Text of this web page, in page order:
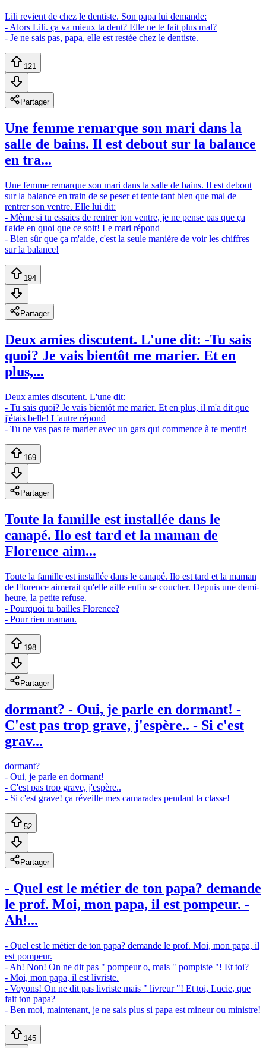
Lili revient de chez le dentiste. Son papa lui demande:
- Alors Lili. ça va mieux ta dent? Elle ne te fait plus mal?
- Je ne sais pas, papa, elle est restée chez le dentiste.
121
Partager
Une femme remarque son mari dans la
salle de bains. Il est debout sur la balance
en tra...
Une femme remarque son mari dans la salle de bains. Il est debout
sur la balance en train de se peser et tente tant bien que mal de
rentrer son ventre. Elle lui dit:
- Même si tu essaies de rentrer ton ventre, je ne pense pas que ça
t'aide en quoi que ce soit! Le mari répond
- Bien sûr que ça m'aide, c'est la seule manière de voir les chiffres
sur la balance!
194
Partager
Deux amies discutent. L'une dit: -Tu sais
quoi? Je vais bientôt me marier. Et en
plus,...
Deux amies discutent. L'une dit:
- Tu sais quoi? Je vais bientôt me marier. Et en plus, il m'a dit que
j'étais belle! L'autre répond
- Tu ne vas pas te marier avec un gars qui commence à te mentir!
169
Partager
Toute la famille est installée dans le
canapé. Ilo est tard et la maman de
Florence aim...
Toute la famille est installée dans le canapé. Ilo est tard et la maman
de Florence aimerait qu'elle aille enfin se coucher. Depuis une demi-
heure, la petite refuse.
- Pourquoi tu bailles Florence?
- Pour rien maman.
198
Partager
dormant? - Oui, je parle en dormant! -
C'est pas trop grave, j'espère.. - Si c'est
grav...
dormant?
- Oui, je parle en dormant!
- C'est pas trop grave, j'espère..
- Si c'est grave! ça réveille mes camarades pendant la classe!
52
Partager
- Quel est le métier de ton papa? demande
le prof. Moi, mon papa, il est pompeur. -
Ah!...
- Quel est le métier de ton papa? demande le prof. Moi, mon papa, il
est pompeur.
- Ah! Non! On ne dit pas " pompeur o, mais " pompiste "! Et toi?
- Moi, mon papa, il est livriste.
- Voyons! On ne dit pas livriste mais " livreur "! Et toi, Lucie, que
fait ton papa?
- Ben moi, maintenant, je ne sais plus si papa est mineur ou ministre!
145